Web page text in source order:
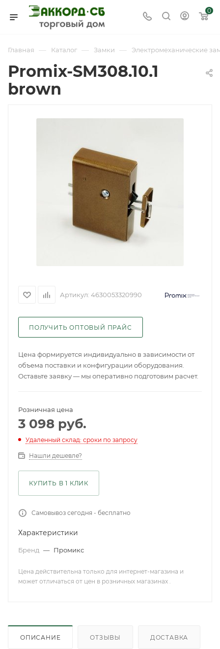
0
Главная — Каталог — Замки — Электромеханические
Promix-SM308.10.1
brown
Артикул: 4630053320990
ПОЛУЧИТЬ ОПТОВЫЙ ПРАЙС
Цена формируется индивидуально в зависимости от
объема поставки и конфигурации оборудования.
Оставьте заявку — мы оперативно подготовим расчет.
Розничная цена
3 098 руб.
Удаленный склад: сроки по запросу
Нашли дешевле?
КУПИТЬ В 1 КЛИК
Самовывоз сегодня - бесплатно
Характеристики
Бренд — Промикс
Цена действительна только для интернет-магазина и
может отличаться от цен в розничных магазинах .
ОПИСАНИЕ ОТЗЫВЫ ДОСТАВКА